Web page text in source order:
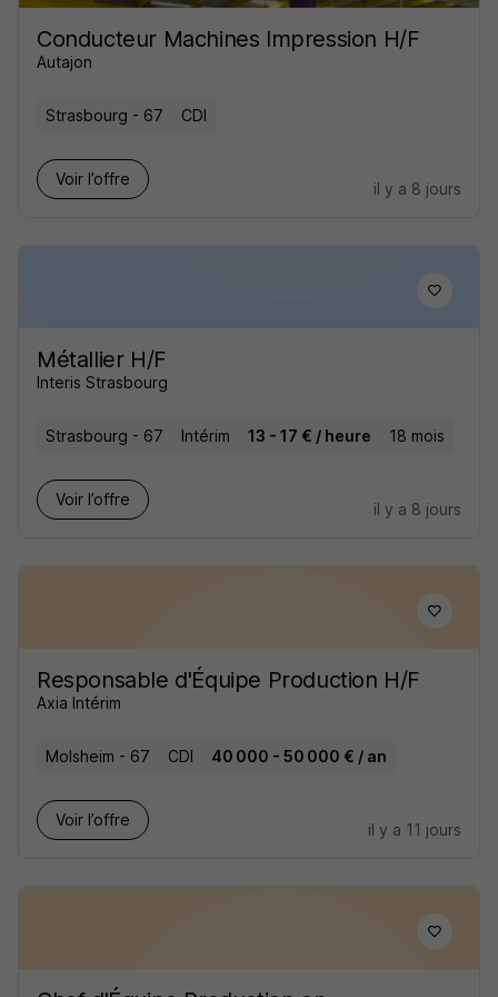
Conducteur Machines Impression H/F
Autajon
Strasbourg - 67 CDI
Voir l’offre
il y a 8 jours
Métallier H/F
Interis Strasbourg
Strasbourg - 67 Intérim 13 - 17 € / heure 18 mois
Voir l’offre
il y a 8 jours
Responsable d'Équipe Production H/F
Axia Intérim
Molsheim - 67 CDI 40 000 - 50 000 € / an
Voir l’offre
il y a 11 jours